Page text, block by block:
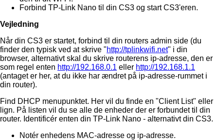
Forbind TP-Link Nano til din CS3 og start CS3'eren.
Vejledning
Når din CS3 er startet, forbind til din routers admin side (du
finder den typisk ved at skrive "http://tplinkwifi.net" i din
browser, alternativt skal du skrive routerens ip-adresse, den er
som regel enten http://192.168.0.1 eller http://192.168.1.1
(antaget er her, at du ikke har ændret på ip-adresse-rummet i
din router).
Find DHCP menupunktet. Her vil du finde en "Client List" eller
lign. På listen vil du se alle de enheder der er forbundet til din
router. Identificér enten din TP-Link Nano - alternativt din CS3.
Notér enhedens MAC-adresse og ip-adresse.